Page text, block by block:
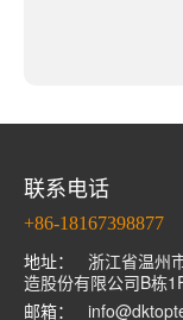
联系电话
+86-18167398877
地址：
浙江省温州
造股份有限公司B栋
邮箱：